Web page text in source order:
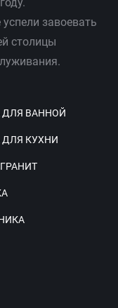
завоевать
столицы
ДЛЯ ВАННОЙ
ДЛЯ КУХНИ